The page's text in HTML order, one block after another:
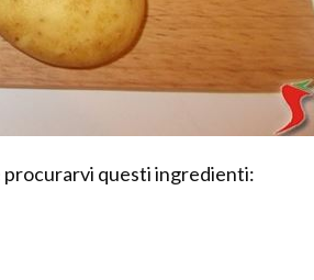
procurarvi questi ingredienti: